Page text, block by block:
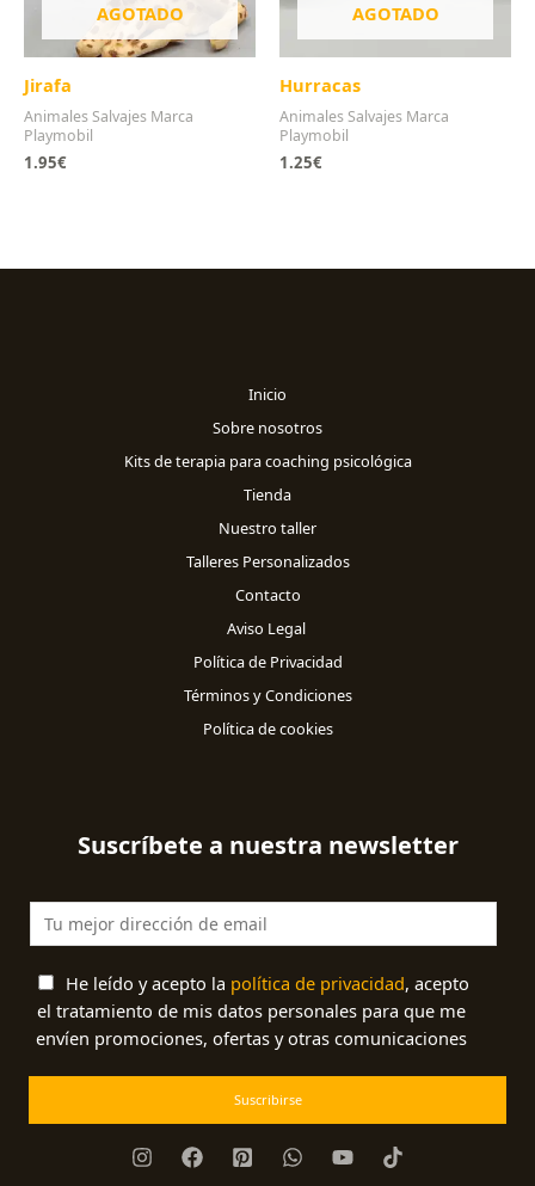
AGOTADO
Jirafa
Animales Salvajes Marca
Playmobil
1.95€
AGOTADO
Hurracas
Animales Salvajes Marca
Playmobil
1.25€
Inicio
Sobre nosotros
Kits de terapia para coaching psicológica
Tienda
Nuestro taller
Talleres Personalizados
Contacto
Aviso Legal
Política de Privacidad
Términos y Condiciones
Política de cookies
Suscríbete a nuestra newsletter
He leído y acepto la política de privacidad, acepto
el tratamiento de mis datos personales para que me
envíen promociones, ofertas y otras comunicaciones
Suscribirse